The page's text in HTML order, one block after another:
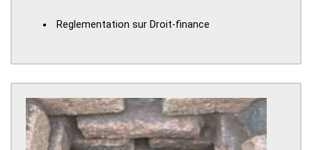
Reglementation sur Droit-finance